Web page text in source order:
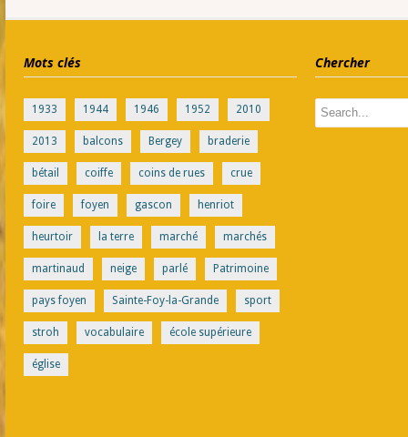
Mots clés
1933 1944 1946 1952 2010
2013 balcons Bergey braderie
bétail coiffe coins de rues crue
foire foyen gascon henriot
heurtoir la terre marché marchés
martinaud neige parlé Patrimoine
pays foyen Sainte-Foy-la-Grande sport
stroh vocabulaire école supérieure
église
Chercher